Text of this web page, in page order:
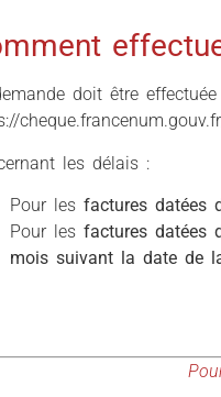
doit être
les délais :
Pour les factures datées
Pour les factures datées
mois suivant la date de